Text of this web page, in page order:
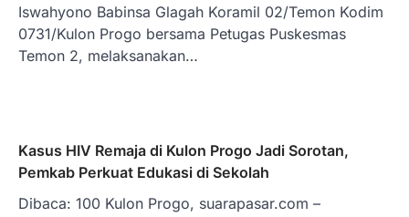
Iswahyono Babinsa Glagah Koramil 02/Temon Kodim
0731/Kulon Progo bersama Petugas Puskesmas
Temon 2, melaksanakan…
Kasus HIV Remaja di Kulon Progo Jadi Sorotan,
Pemkab Perkuat Edukasi di Sekolah
Dibaca: 100 Kulon Progo, suarapasar.com –